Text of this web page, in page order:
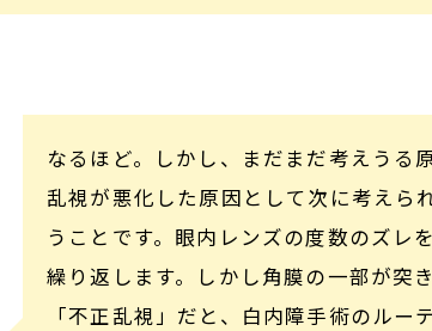
なるほど。しかし、まだまだ考えうる
乱視が悪化した原因として次に考え
うことです。眼内レンズの度数のズレ
繰り返します。しかし角膜の一部が突
「不正乱視」だと、白内障手術のル